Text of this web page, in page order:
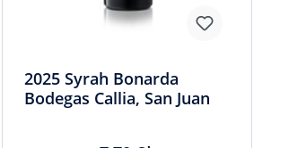
2025 Syrah Bonarda
Bodegas Callia, San Juan